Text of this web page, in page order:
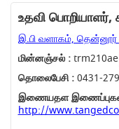
உதவி பொறியாளர்,
இ.பி வளாகம், தென்னூர் ,
மின்னஞ்சல் :
தொலைபேசி :0431-
இணையதள
http://